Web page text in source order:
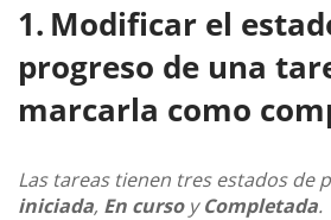
Modificar el
progreso de una
marcarla como
Las tareas tienen tres estados de
iniciada, En cursoyCompletada.